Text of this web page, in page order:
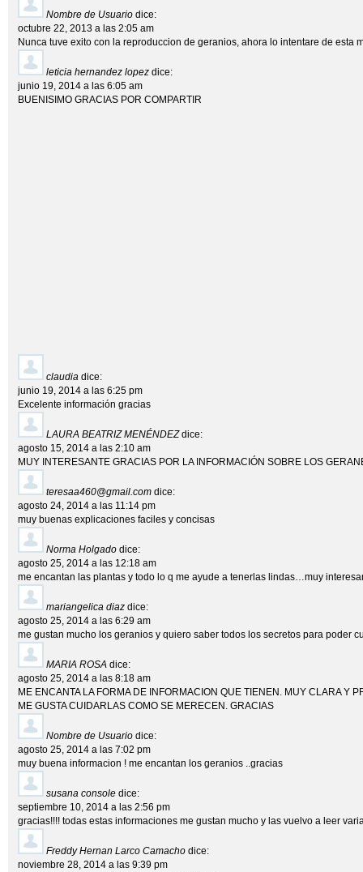
Nombre de Usuario dice:
octubre 22, 2013 a las 2:05 am
Nunca tuve exito con la reproduccion de geranios, ahora lo intentare de esta
leticia hernandez lopez dice:
junio 19, 2014 a las 6:05 am
BUENISIMO GRACIAS POR COMPARTIR
claudia dice:
junio 19, 2014 a las 6:25 pm
Excelente información gracias
LAURA BEATRIZ MENÉNDEZ dice:
agosto 15, 2014 a las 2:10 am
MUY INTERESANTE GRACIAS POR LA INFORMACIÓN SOBRE LOS
teresaa460@gmail.com dice:
agosto 24, 2014 a las 11:14 pm
muy buenas explicaciones faciles y concisas
Norma Holgado dice:
agosto 25, 2014 a las 12:18 am
me encantan las plantas y todo lo q me ayude a tenerlas lindas…muy
mariangelica diaz dice:
agosto 25, 2014 a las 6:29 am
me gustan mucho los geranios y quiero saber todos los secretos para poder
MARIA ROSA dice:
agosto 25, 2014 a las 8:18 am
ME ENCANTA LA FORMA DE INFORMACION QUE TIENEN. MUY CLARA Y
ME GUSTA CUIDARLAS COMO SE MERECEN. GRACIAS
Nombre de Usuario dice:
agosto 25, 2014 a las 7:02 pm
muy buena informacion ! me encantan los geranios ..gracias
susana console dice:
septiembre 10, 2014 a las 2:56 pm
gracias!!!! todas estas informaciones me gustan mucho y las vuelvo a leer
Freddy Hernan Larco Camacho dice:
noviembre 28, 2014 a las 9:39 pm